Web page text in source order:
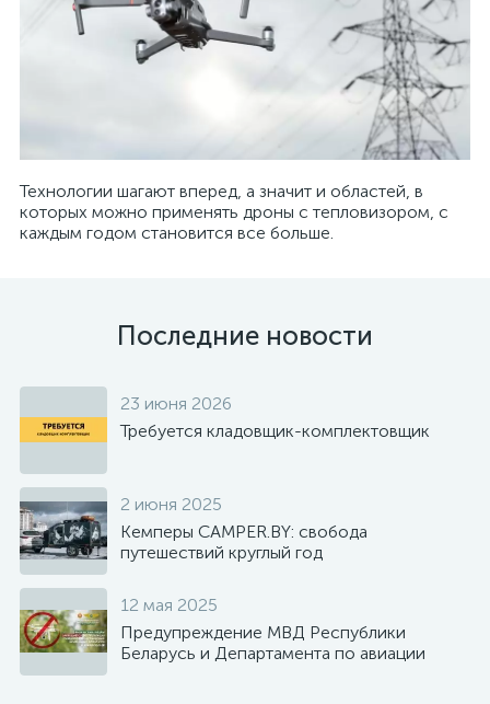
Технологии шагают вперед, а значит и областей, в
которых можно применять дроны с тепловизором, с
каждым годом становится все больше.
Последние новости
23 июня 2026
Требуется кладовщик-комплектовщик
2 июня 2025
Кемперы CAMPER.BY: свобода
путешествий круглый год
12 мая 2025
Предупреждение МВД Республики
Беларусь и Департамента по авиации